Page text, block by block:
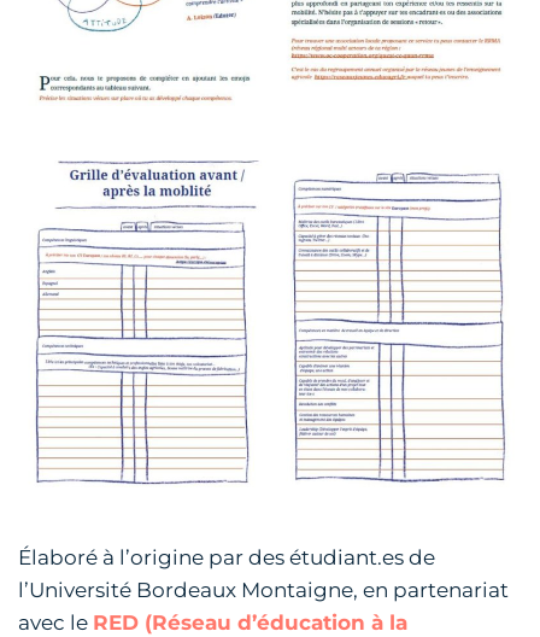
Élaboré à l’origine par des étudiant.es de
l’Université Bordeaux Montaigne, en partenariat
avec le RED (Réseau d’éducation à la